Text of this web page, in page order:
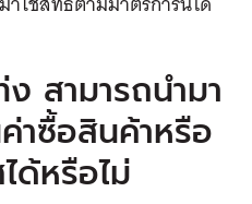
สามารถนำมา
าซื้อสินค้าหรือ
ด้หรือไม่